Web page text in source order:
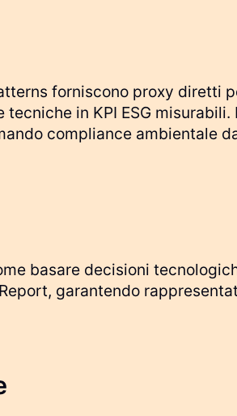
forniscono proxy diretti
in KPI ESG misurabili.
compliance ambientale
basare decisioni
garantendo